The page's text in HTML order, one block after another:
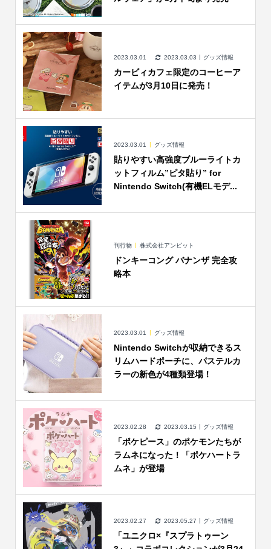
2023.03.01 2023.03.03 グッズ情報
カービィカフェ限定のコーヒーア
イテムが3月10日に発売！
2023.03.01 グッズ情報
貼りやすい高強度ブルーライトカ
ットフィルム”ピタ貼り” for
Nintendo Switch(有機ELモデ...
刊行物 株式会社アンビット
ドンキーコング バナンザ 完全攻
略本
2023.03.01 グッズ情報
Nintendo Switchが収納できるス
リムハードポーチに、パステルカ
ラーの新色が4種類登場！
2023.02.28 2023.03.15 グッズ情報
「ポケピース」のポケモンたちが
ラムネになった！「ポケハートラ
ムネ」が登場
2023.02.27 2023.05.27 グッズ情報
「ユニクロ×『スプラトゥーン